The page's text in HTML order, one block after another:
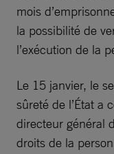
mois
la possibilité de
l’exécution de la
Le 15 janvier, le
sûreté de l’État a
directeur général
droits de la